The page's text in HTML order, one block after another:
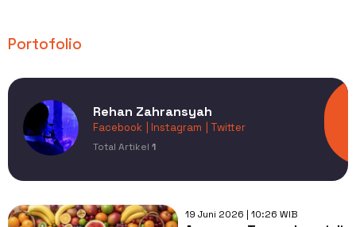
Portofolio
Rehan Zahransyah
Facebook | Instagram | Twitter
Total Artikel 1
19 Juni 2026 | 10:26 WIB